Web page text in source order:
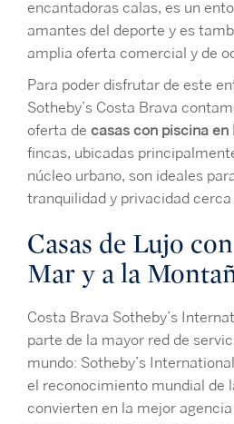
encantadoras calas, es un
amantes del deporte y es
amplia oferta comercial y de
Para poder disfrutar de este
Sotheby’s Costa Brava
oferta de casas con piscina en
fincas, ubicadas
núcleo urbano, son ideales
tranquilidad y privacidad cerca
Casas de Lujo
Mar y a la
Costa Brava Sotheby’s
parte de la mayor red de
mundo: Sotheby’s
el reconocimiento mundial de
convierten en la mejor